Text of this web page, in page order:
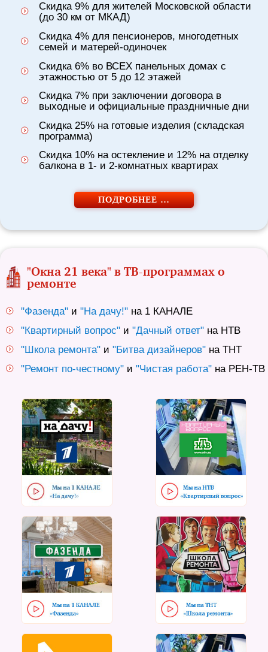
Скидка 9% для жителей Московской области
(до 30 км от МКАД)
Скидка 4% для пенсионеров, многодетных
семей и матерей-одиночек
Скидка 6% во ВСЕХ панельных домах с
этажностью от 5 до 12 этажей
Скидка 7% при заключении договора в
выходные и официальные праздничные дни
Скидка 25% на готовые изделия (складская
программа)
Скидка 10% на остекление и 12% на отделку
балкона в 1- и 2-комнатных квартирах
ПОДРОБНЕЕ …
"Окна 21 века" в ТВ-программах о
ремонте
"Фазенда" и "На дачу!" на 1 КАНАЛЕ
"Квартирный вопрос" и "Дачный ответ" на НТВ
"Школа ремонта" и "Битва дизайнеров" на ТНТ
"Ремонт по-честному" и "Чистая работа" на РЕН-ТВ